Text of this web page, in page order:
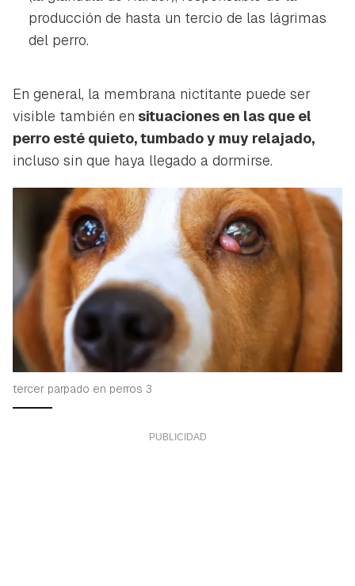
producción de hasta un tercio de las lágrimas
del perro.
En general, la membrana nictitante puede ser
visible también en situaciones en las que el
perro esté quieto, tumbado y muy relajado,
incluso sin que haya llegado a dormirse.
tercer parpado en perros 3